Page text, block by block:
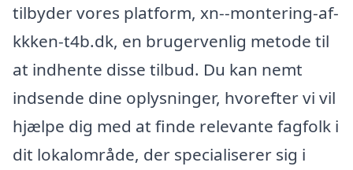
tilbyder vores platform, xn--montering-af-
kkken-t4b.dk, en brugervenlig metode til
at indhente disse tilbud. Du kan nemt
indsende dine oplysninger, hvorefter vi vil
hjælpe dig med at finde relevante fagfolk i
dit lokalområde, der specialiserer sig i